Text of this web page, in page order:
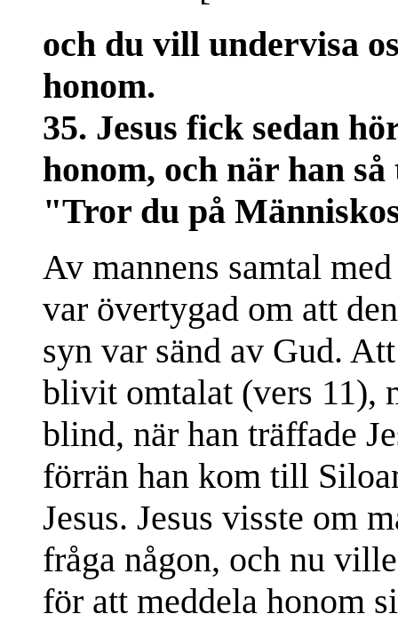
och du vill undervisa
honom.
35. Jesus fick sedan
honom, och när han
"Tror du på
Av mannens samtal
var övertygad om att
syn var sänd av Gud.
blivit omtalat (vers 11),
blind, när han träffade
förrän han kom till
Jesus. Jesus visste om
fråga någon, och nu
för att meddela honom